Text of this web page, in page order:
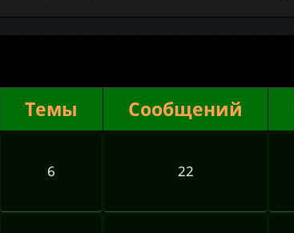
Темы Сообщений
6 22